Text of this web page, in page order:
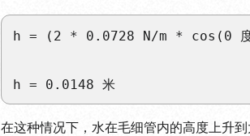
h = (2 * 0.0728 N/m * cos(0
h = 0.0148 米
在这种情况下，水在毛细管内的高度上升到